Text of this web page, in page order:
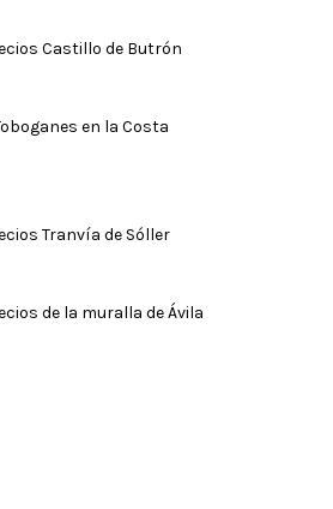
Castillo de Butrón
en la Costa
Tranvía de Sóller
de la muralla de Ávila